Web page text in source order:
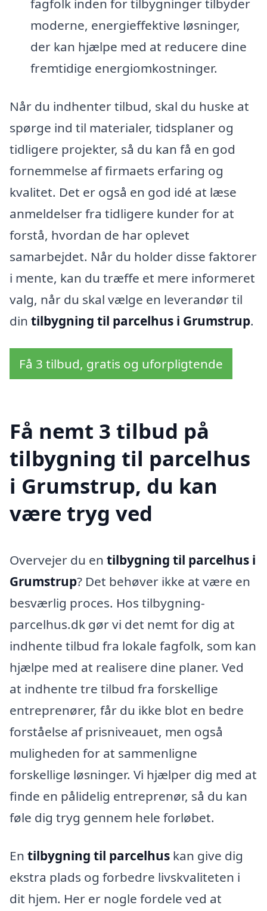
fagfolk inden for tilbygninger tilbyder
moderne, energieffektive løsninger,
der kan hjælpe med at reducere dine
fremtidige energiomkostninger.
Når du indhenter tilbud, skal du huske at
spørge ind til materialer, tidsplaner og
tidligere projekter, så du kan få en god
fornemmelse af firmaets erfaring og
kvalitet. Det er også en god idé at læse
anmeldelser fra tidligere kunder for at
forstå, hvordan de har oplevet
samarbejdet. Når du holder disse faktorer
i mente, kan du træffe et mere informeret
valg, når du skal vælge en leverandør til
din tilbygning til parcelhus i Grumstrup.
Få 3 tilbud, gratis og uforpligtende
Få nemt 3 tilbud på
tilbygning til parcelhus
i Grumstrup, du kan
være tryg ved
Overvejer du en tilbygning til parcelhus i
Grumstrup? Det behøver ikke at være en
besværlig proces. Hos tilbygning-
parcelhus.dk gør vi det nemt for dig at
indhente tilbud fra lokale fagfolk, som kan
hjælpe med at realisere dine planer. Ved
at indhente tre tilbud fra forskellige
entreprenører, får du ikke blot en bedre
forståelse af prisniveauet, men også
muligheden for at sammenligne
forskellige løsninger. Vi hjælper dig med at
finde en pålidelig entreprenør, så du kan
føle dig tryg gennem hele forløbet.
En tilbygning til parcelhus kan give dig
ekstra plads og forbedre livskvaliteten i
dit hjem. Her er nogle fordele ved at